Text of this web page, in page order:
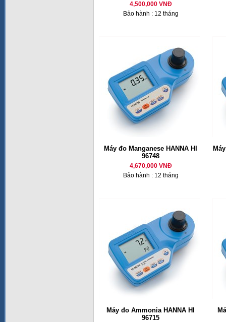
4,500,000 VNĐ
Bảo hành : 12 tháng
Máy đo Manganese HANNA HI
96748
4,670,000 VNĐ
Bảo hành : 12 tháng
Máy đo Ammonia HANNA HI
96715